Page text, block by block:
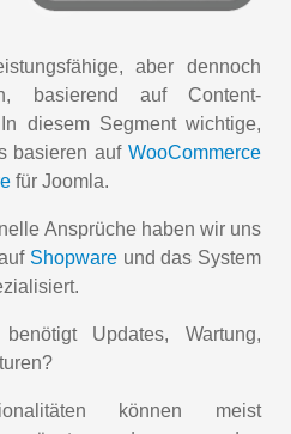
aber dennoch
basierend auf Content-
diesem Segment wichtige,
basieren auf WooCommerce
für Joomla.
Ansprüche haben wir uns
Shopwareund das System
Updates, Wartung,
können meist